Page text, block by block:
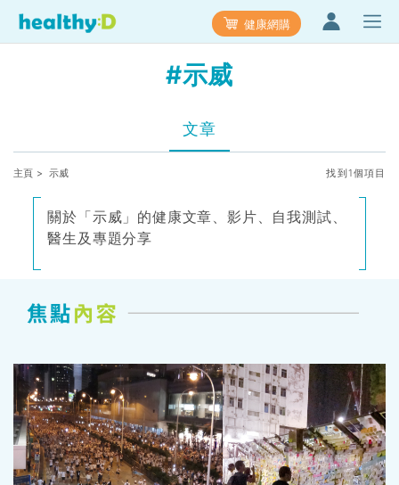
健康網購
#示威
文章
主頁 > 示威 找到1個項目
關於「示威」的健康文章、影片、自我測試、
醫生及專題分享